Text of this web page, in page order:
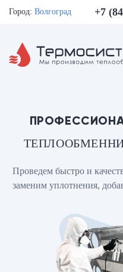
Город: Волгоград +7
Проведем быстро и
заменим уплотнения,